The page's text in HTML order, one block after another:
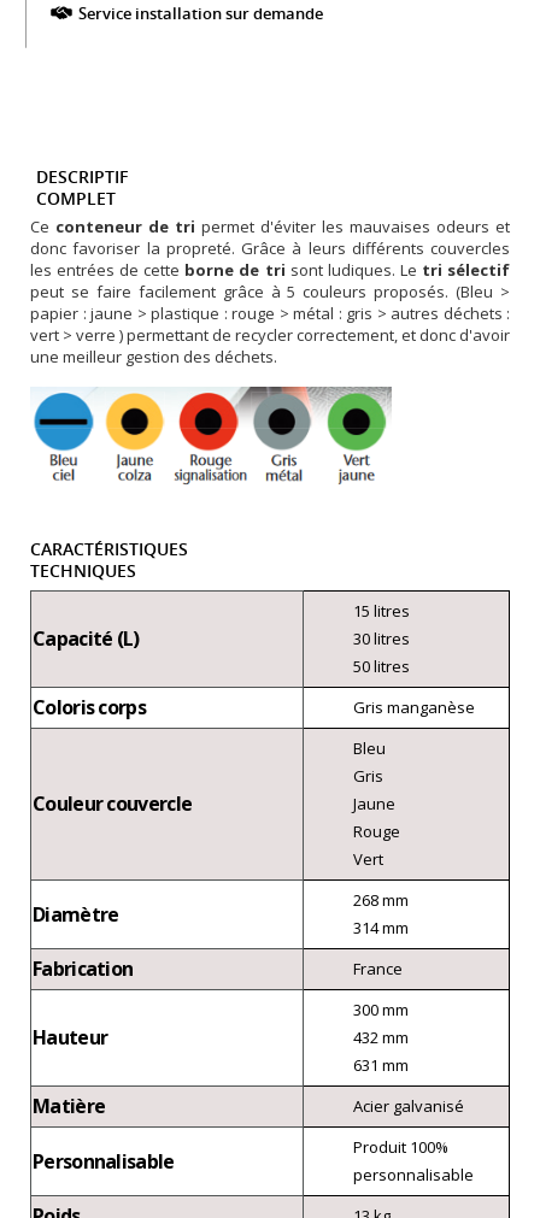
Service installation sur demande
DESCRIPTIF
COMPLET
Ce conteneur de tri permet d'éviter les mauvaises odeurs et
donc favoriser la propreté. Grâce à leurs différents couvercles
les entrées de cette borne de tri sont ludiques. Le tri sélectif
peut se faire facilement grâce à 5 couleurs proposés. (Bleu >
papier : jaune > plastique : rouge > métal : gris > autres déchets :
vert > verre ) permettant de recycler correctement, et donc d'avoir
une meilleur gestion des déchets.
CARACTÉRISTIQUES
TECHNIQUES
Capacité (L)
15 litres
30 litres
50 litres
Coloris corps Gris manganèse
Couleur couvercle
Bleu
Gris
Jaune
Rouge
Vert
Diamètre
268 mm
314 mm
Fabrication France
Hauteur
300 mm
432 mm
631 mm
Matière Acier galvanisé
Personnalisable
Produit 100%
personnalisable